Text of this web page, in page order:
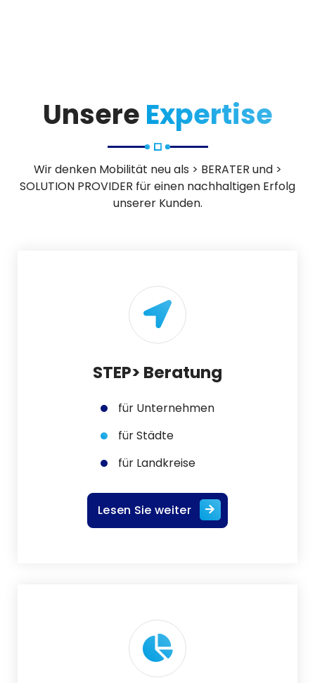
Unsere Expertise
Wir denken Mobilität neu als > BERATER und >
SOLUTION PROVIDER für einen nachhaltigen Erfolg
unserer Kunden.
STEP> Beratung
für Unternehmen
für Städte
für Landkreise
Lesen Sie weiter